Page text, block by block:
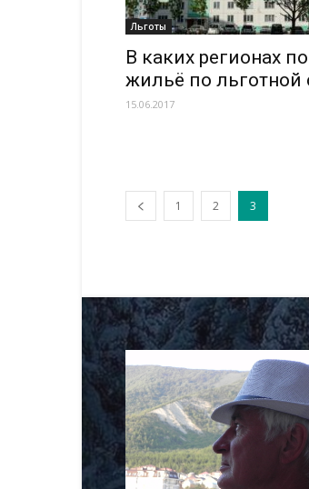
Льготы
В каких регионах
жильё по льготной
15.06.2017
1 2 3